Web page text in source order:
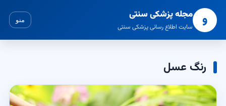
و مجله پزشکی سنتی
سایت اطلاع رسانی پزشکی سنتی
منو
رنگ عسل